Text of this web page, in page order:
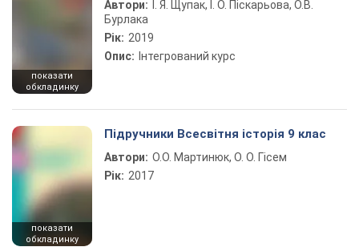
показати
обкладинку
Автори:
І. Я. Щупак, І. О. Піскарьова, О.В.
Бурлака
Рік: 2019
Опис: Інтегрований курс
показати
обкладинку
Підручники Всесвітня історія 9 клас
Автори: О.О. Мартинюк, О. О. Гісем
Рік: 2017